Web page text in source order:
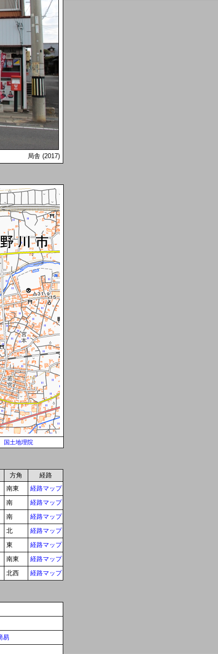
局舎 (2017)
国土地理院
方角
経路
南東
経路マップ
南
経路マップ
南
経路マップ
北
経路マップ
東
経路マップ
南東
経路マップ
北西
経路マップ
易